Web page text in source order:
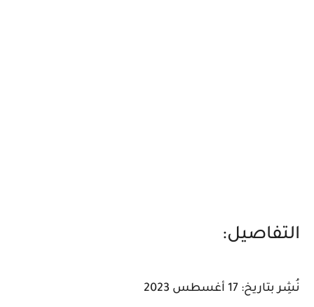
التفاصيل:
نُشِر بتاريخ: 17 أغسطس 2023